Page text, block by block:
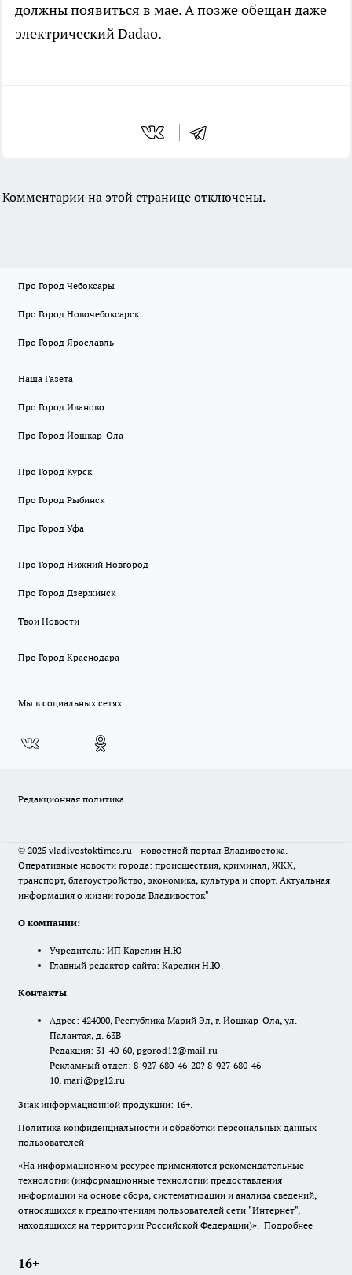
должны появиться в мае. А позже обещан даже
электрический Dadao.
Комментарии на этой странице отключены.
Про Город Чебоксары
Про Город Новочебоксарск
Про Город Ярославль
Наша Газета
Про Город Иваново
Про Город Йошкар-Ола
Про Город Курск
Про Город Рыбинск
Про Город Уфа
Про Город Нижний Новгород
Про Город Дзержинск
Твои Новости
Про Город Краснодара
Мы в социальных сетях
Редакционная политика
© 2025 vladivostoktimes.ru - новостной портал Владивостока.
Оперативные новости города: происшествия, криминал, ЖКХ,
транспорт, благоустройство, экономика, культура и спорт. Актуальная
информация о жизни города Владивосток"
О компании:
Учредитель: ИП Карелин Н.Ю
Главный редактор сайта: Карелин Н.Ю.
Контакты
Адрес: 424000, Республика Марий Эл, г. Йошкар-Ола, ул.
Палантая, д. 63В
Редакция: 31-40-60, pgorod12@mail.ru
Рекламный отдел: 8-927-680-46-20? 8-927-680-46-
10, mari@pg12.ru
Знак информационной продукции: 16+.
Политика конфиденциальности и обработки персональных данных
пользователей
«На информационном ресурсе применяются рекомендательные
технологии (информационные технологии предоставления
информации на основе сбора, систематизации и анализа сведений,
относящихся к предпочтениям пользователей сети "Интернет",
находящихся на территории Российской Федерации)». Подробнее
16+